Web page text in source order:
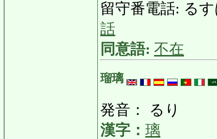
留守番電話: る
話
同意語: 不在
瑠璃
発音： るり
漢字： 璃